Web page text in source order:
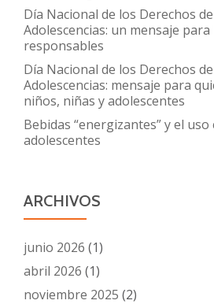
Día Nacional de los Derechos
Adolescencias: un mensaje
responsables
Día Nacional de los Derechos
Adolescencias: mensaje para
niños, niñas y adolescentes
Bebidas “energizantes” y el
adolescentes
ARCHIVOS
junio 2026 (1)
abril 2026 (1)
noviembre 2025 (2)